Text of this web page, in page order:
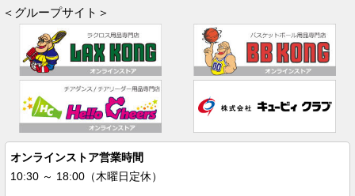
＜グループサイト＞
オンラインストア営業時間
10:30 ～ 18:00（木曜日定休）